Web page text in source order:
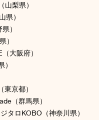
山梨県）
県）
）
）
大阪府）
京都）
（群馬県）
タロKOBO（神奈川県）